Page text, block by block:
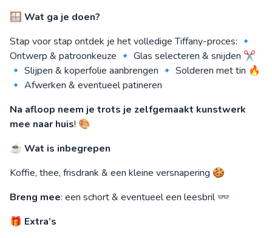
🪟 Wat ga je doen?
Stap voor stap ontdek je het volledige Tiffany-proces: 🔹
Ontwerp & patroonkeuze 🔹 Glas selecteren & snijden ✂️
🔹 Slijpen & koperfolie aanbrengen 🔹 Solderen met tin 🔥
🔹 Afwerken & eventueel patineren
Na afloop neem je trots je zelfgemaakt kunstwerk
mee naar huis! 🎨
☕ Wat is inbegrepen
Koffie, thee, frisdrank & een kleine versnapering 🍪
Breng mee: een schort & eventueel een leesbril 👓
🎁 Extra’s